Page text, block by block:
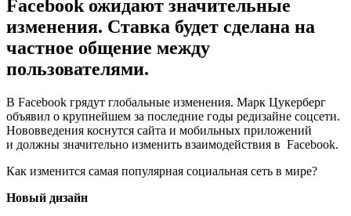
Facebook ожидают значительные
изменения. Ставка будет сделана на
частное общение между
пользователями.
В Facebook грядут глобальные изменения. Марк Цукерберг
объявил о крупнейшем за последние годы редизайне соцсети.
Нововведения коснутся сайта и мобильных приложений
и должны значительно изменить взаимодействия в Facebook.
Как изменится самая популярная социальная сеть в мире?
Новый дизайн